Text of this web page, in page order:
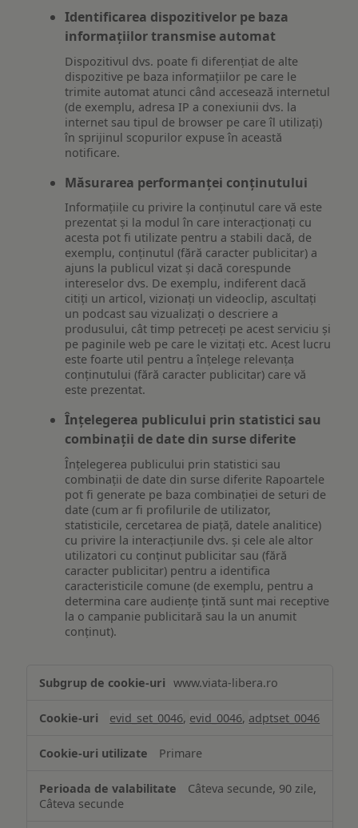
Identificarea dispozitivelor pe baza
informațiilor transmise automat
Dispozitivul dvs. poate fi diferențiat de alte
dispozitive pe baza informațiilor pe care le
trimite automat atunci când accesează internetul
(de exemplu, adresa IP a conexiunii dvs. la
internet sau tipul de browser pe care îl utilizați)
în sprijinul scopurilor expuse în această
notificare.
Măsurarea performanței conținutului
Informațiile cu privire la conținutul care vă este
prezentat și la modul în care interacționați cu
acesta pot fi utilizate pentru a stabili dacă, de
exemplu, conținutul (fără caracter publicitar) a
ajuns la publicul vizat și dacă corespunde
intereselor dvs. De exemplu, indiferent dacă
citiți un articol, vizionați un videoclip, ascultați
un podcast sau vizualizați o descriere a
produsului, cât timp petreceți pe acest serviciu și
pe paginile web pe care le vizitați etc. Acest lucru
este foarte util pentru a înțelege relevanța
conținutului (fără caracter publicitar) care vă
este prezentat.
Înțelegerea publicului prin statistici sau
combinații de date din surse diferite
Înțelegerea publicului prin statistici sau
combinații de date din surse diferite Rapoartele
pot fi generate pe baza combinației de seturi de
date (cum ar fi profilurile de utilizator,
statisticile, cercetarea de piață, datele analitice)
cu privire la interacțiunile dvs. și cele ale altor
utilizatori cu conținut publicitar sau (fără
caracter publicitar) pentru a identifica
caracteristicile comune (de exemplu, pentru a
determina care audiențe țintă sunt mai receptive
la o campanie publicitară sau la un anumit
conținut).
www.viata-libera.ro
evid_set_0046, evid_0046, adptset_0046
Primare
Câteva secunde, 90 zile,
Câteva secunde